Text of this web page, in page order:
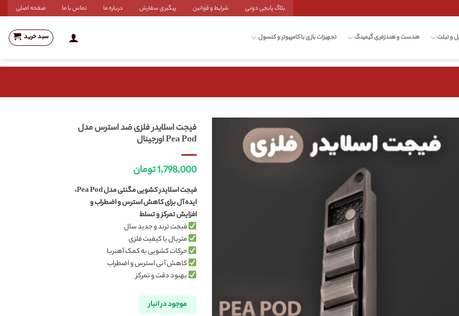
بلاگ پابجی دونی شرایط و قوانین پیگیری سفارش درباره ما تماس با ما صفحه اصلی
و تبلت هدست و هندزفری گیمینگ تجهیزات بازی با کامپیوتر و کنسول سبد خرید
فیجت اسلایدر فلزی ضد استرس مدل
Pea Pod اورجینال
1,798,000تومان
فیجت اسلایدر کشویی مگنتی مدل Pea Pod،
ایده آل برای کاهش استرس و اضطراب و
افزایش تمرکز و تسلط
فیجت ترند و جدید سال
متریال با کیفیت فلزی
حرکات کشویی به کمک آهنربا
کاهش آنی استرس و اضطراب
بهبود دقت و تمرکز
موجود در انبار